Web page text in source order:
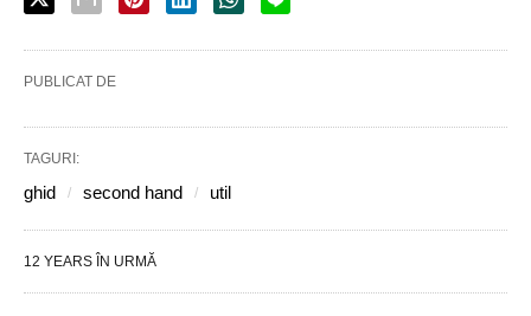
PUBLICAT DE
TAGURI:
ghid second hand util
12 YEARS ÎN URMĂ